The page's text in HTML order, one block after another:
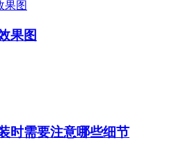
果图
时需要注意哪些细节